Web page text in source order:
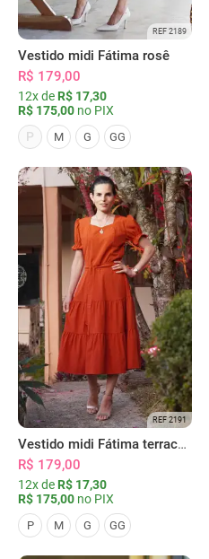
REF 2189
Vestido midi Fátima rosê
R$ 179,00
12x de R$ 17,30
R$ 175,00 no PIX
P
M G GG
REF 2191
Vestido midi Fátima terracota
R$ 179,00
12x de R$ 17,30
R$ 175,00 no PIX
P M G GG